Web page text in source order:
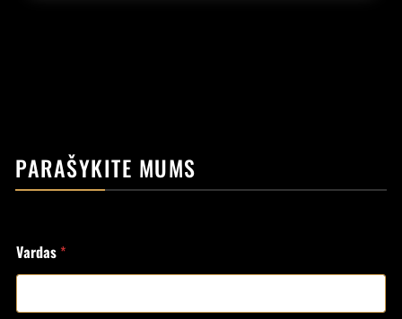
PARAŠYKITE MUMS
Vardas *